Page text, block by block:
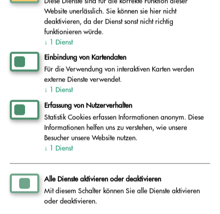
Tausch- oder Verschenkbörsen bieten Ihnen die
Möglichkeit, gebrauchte Dinge unkompliziert
zu verschenken, zu tauschen oder zu verkaufen.
Hier finden Sie eine Übersicht regionaler
Angebote.
Mehr lesen
Mehrweg statt Einweg
Website unerlässlich. Sie können sie hier nicht
deaktivieren, da der Dienst sonst nicht richtig
funktionieren würde.
↓ 1 Dienst
Einbindung von Kartendaten
Für die Verwendung von interaktiven Karten werden
externe Dienste verwendet.
↓ 1 Dienst
Erfassung von Nutzerverhalten
Statistik Cookies erfassen Informationen anonym. Diese
Informationen helfen uns zu verstehen, wie unsere
Besucher unsere Website nutzen.
↓ 1 Dienst
Alle Dienste aktivieren oder deaktivieren
Mit diesem Schalter können Sie alle Dienste aktivieren
oder deaktivieren.